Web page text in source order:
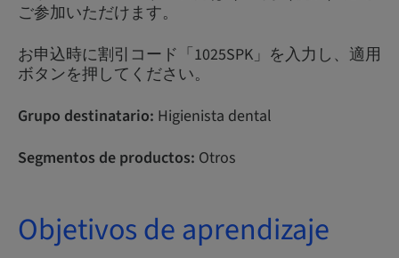
ご参加いただけます。
お申込時に割引コード「1025SPK」を入力し、適用
ボタンを押してください。
Grupo destinatario: Higienista dental
Segmentos de productos: Otros
Objetivos de aprendizaje